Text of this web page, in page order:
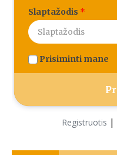
Slaptažodis *
Prisiminti mane
Registruotis |